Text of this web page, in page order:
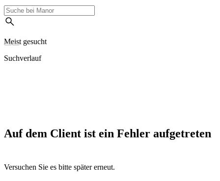
Meist gesucht
Suchverlauf
Auf dem Client ist ein Fehler aufgetreten
Versuchen Sie es bitte später erneut.